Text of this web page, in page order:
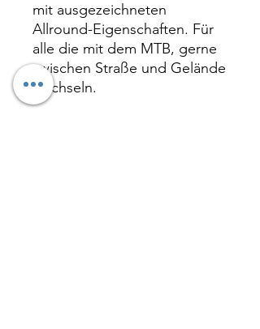
mit ausgezeichneten
Allround-Eigenschaften. Für
alle die mit dem MTB, gerne
zwischen Straße und Gelände
wechseln.